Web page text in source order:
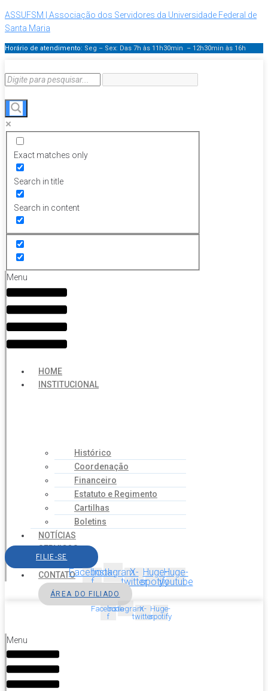
ASSUFSM | Associação dos Servidores da Universidade Federal de
Santa Maria
Horário de atendimento: Seg – Sex: Das 7h às 11h30min – 12h30min às 16h
Exact matches only
Search in title
Search in content
Menu
HOME
INSTITUCIONAL
Histórico
Coordenação
Financeiro
Estatuto e Regimento
Cartilhas
Boletins
NOTÍCIAS
SERVIÇOS
AGENDA
CONTATO
FILIE-SE
Facebook-
f
InstagramX-
twitter
Huge-
spotify
Huge-
youtube
ÁREA DO FILIADO
Facebook-
f
InstagramX-
twitter
Huge-
spotify
Menu